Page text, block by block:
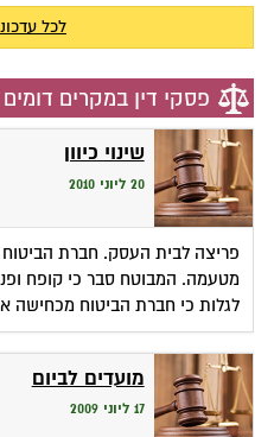
לכל
פסקי דין במקרים דומים
שינוי כיוון
20 ליוני 2010
פריצה לבית העסק. חברת
מטעמה. המבוטח סבר כי קופח
לגלות כי חברת הביטוח מכחישה
מועדים לביום
17 ליוני 2009